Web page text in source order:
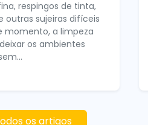
respingos de tinta,
outras sujeiras difíceis
momento, a limpeza
os ambientes
os artigos